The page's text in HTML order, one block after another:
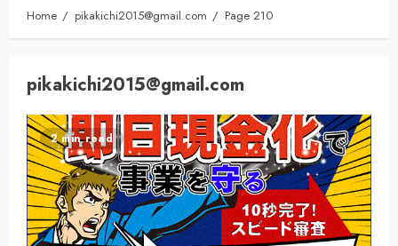
Home pikakichi2015@gmail.com Page 210
pikakichi2015@gmail.com
2 min read